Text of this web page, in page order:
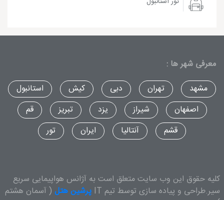
معرفی شهر ها :
مشهد
تهران دبی کیش
استانبول
اصفهان
شیراز یزد تبریز
قم
قشم
آنتالیا ایران تور
کلیه حقوق این وب سایت متعلق است به آژانس هواپیمایی سریع
سیر.طراحی و پیاده سازی توسط تیم IT
پرشین هتل ( آسمان هشتم